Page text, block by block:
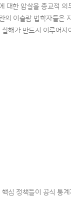
대한 암살을 종교적
의 이슬람 법학자들은
해가 반드시 이루어
심 정책들이 공식 통